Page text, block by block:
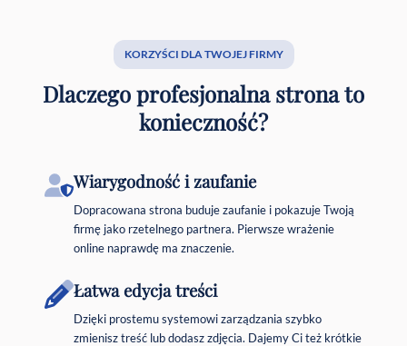
KORZYŚCI DLA TWOJEJ FIRMY
Dlaczego profesjonalna strona to
konieczność?
Wiarygodność i zaufanie
Dopracowana strona buduje zaufanie i pokazuje Twoją
firmę jako rzetelnego partnera. Pierwsze wrażenie
online naprawdę ma znaczenie.
Łatwa edycja treści
Dzięki prostemu systemowi zarządzania szybko
zmienisz treść lub dodasz zdjęcia. Dajemy Ci też krótkie